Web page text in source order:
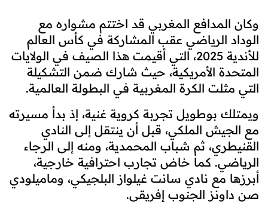
وكان المدافع المغربي قد اختتم مشواره مع
الوداد الرياضي عقب المشاركة في كأس العالم
للأندية 2025، التي أقيمت هذا الصيف في الولايات
المتحدة الأمريكية، حيث شارك ضمن التشكيلة
التي مثلت الكرة المغربية في البطولة العالمية.
ويمتلك بوطويل تجربة كروية غنية، إذ بدأ مسيرته
مع الجيش الملكي، قبل أن ينتقل إلى النادي
القنيطري، ثم شباب المحمدية، ومنه إلى الرجاء
الرياضي. كما خاض تجارب احترافية خارجية،
أبرزها مع نادي سانت غيلواز البلجيكي، وماميلودي
صن داونز الجنوب إفريقي.